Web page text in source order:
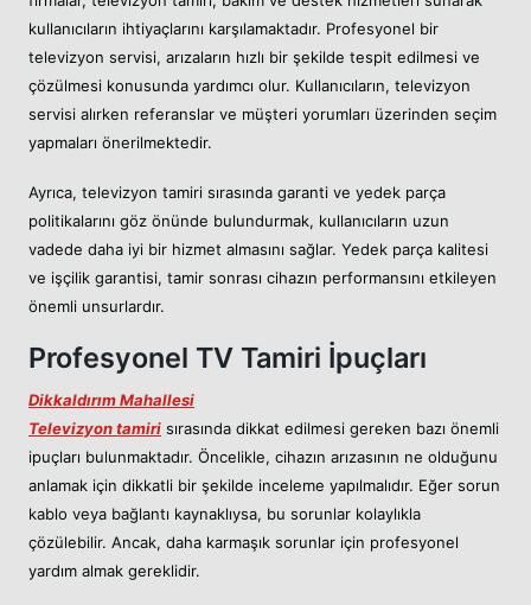
kullanıcıların ihtiyaçlarını karşılamaktadır. Profesyonel bir
televizyon servisi, arızaların hızlı bir şekilde tespit edilmesi ve
çözülmesi konusunda yardımcı olur. Kullanıcıların, televizyon
servisi alırken referanslar ve müşteri yorumları üzerinden seçim
yapmaları önerilmektedir.
Ayrıca, televizyon tamiri sırasında garanti ve yedek parça
politikalarını göz önünde bulundurmak, kullanıcıların uzun
vadede daha iyi bir hizmet almasını sağlar. Yedek parça kalitesi
ve işçilik garantisi, tamir sonrası cihazın performansını etkileyen
önemli unsurlardır.
Profesyonel TV Tamiri İpuçları
Dikkaldırım Mahallesi
Televizyon tamiri sırasında dikkat edilmesi gereken bazı önemli
ipuçları bulunmaktadır. Öncelikle, cihazın arızasının ne olduğunu
anlamak için dikkatli bir şekilde inceleme yapılmalıdır. Eğer sorun
kablo veya bağlantı kaynaklıysa, bu sorunlar kolaylıkla
çözülebilir. Ancak, daha karmaşık sorunlar için profesyonel
yardım almak gereklidir.